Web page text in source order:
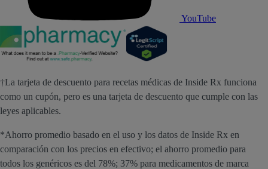
YouTube
†La tarjeta de descuento para recetas médicas de Inside Rx funciona
como un cupón, pero es una tarjeta de descuento que cumple con las
leyes aplicables.
*Ahorro promedio basado en el uso y los datos de Inside Rx en
comparación con los precios en efectivo; el ahorro promedio para
todos los genéricos es del 78%; 37% para medicamentos de marca